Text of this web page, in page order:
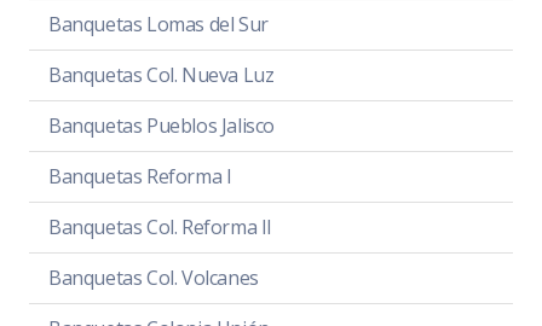
Banquetas Lomas del Sur
Banquetas Col. Nueva Luz
Banquetas Pueblos Jalisco
Banquetas Reforma I
Banquetas Col. Reforma II
Banquetas Col. Volcanes